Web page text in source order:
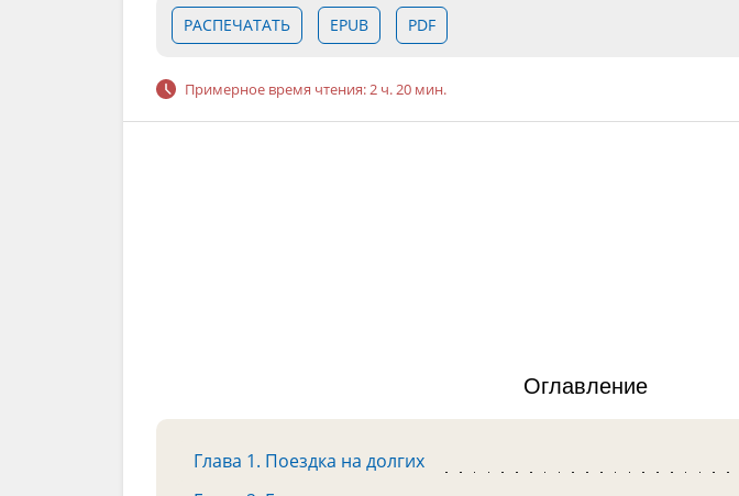
РАСПЕЧАТАТЬ EPUB PDF
Примерное время чтения: 2 ч. 20 мин.
Оглавление
Глава 1. Поездка на долгих